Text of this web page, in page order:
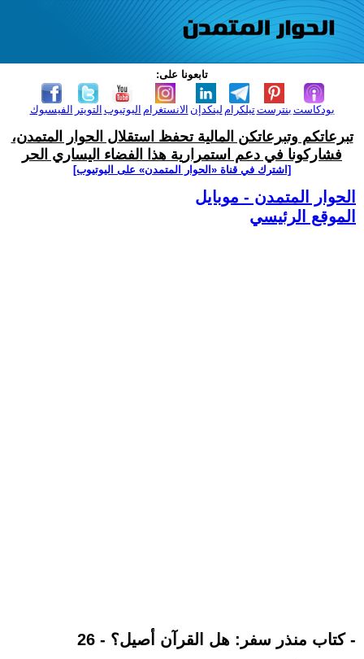
تابعونا على:
الفيسبوك التويتر اليوتيوب الانستغرام لينكدإن تيلكرامبنترست بودكاست
تبرعاتكم وتبرعاتكن المالية تحفظ استقلال الحوار المتمدن،
فشاركونا في دعم استمرارية هذا الفضاء اليساري الحر
[اشترك في قناة ‫«الحوار المتمدن» على اليوتيوب]
الحوار المتمدن - موبايل
الموقع الرئيسي
كتاب منذر سفر: هل القرآن أصيل؟ - 26 -